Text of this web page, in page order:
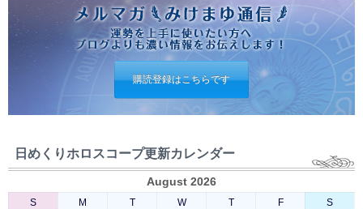
購読登録はこちらです
日めくりホロスコープ更新カレンダー
August 2026
S M T W T F
S